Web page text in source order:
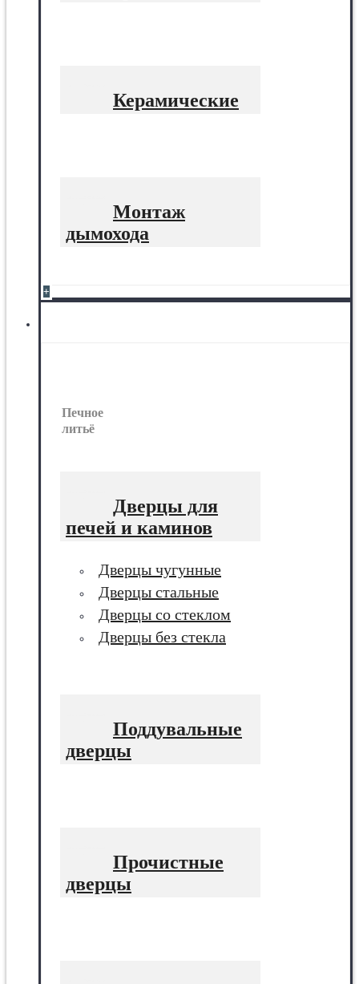
Керамические
Монтаж
дымохода
+
Печное
литьё
Дверцы для
печей и каминов
Дверцы чугунные
Дверцы стальные
Дверцы со стеклом
Дверцы без стекла
Поддувальные
дверцы
Прочистные
дверцы